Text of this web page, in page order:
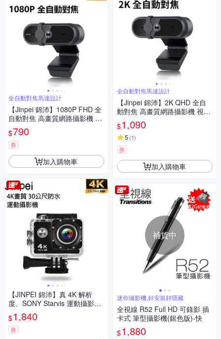
全自動對焦馬達設計
【Jinpei 錦沛】1080P FHD 全
自動對焦 高畫質網路攝影機 視
訊鏡頭 視訊攝影機 防窺蓋 JW-
07B-A
$790
券
加入購物車
【JINPEI 錦沛】真 4K 解析
度、SONY Starvis 運動攝影
機、防水型 、APP即時傳輸、
防抖動 JS-07B
$1,840
券
全自動對焦馬達設計
【Jinpei 錦沛】2K QHD 全自
動對焦 高畫質網路攝影機 視訊
鏡頭 視訊攝影機 防窺蓋 JW-07
B-2K-A
$1,090
5 (1)
券
加入購物車
補貨中
迷你攝影機,好安裝好隱藏
全視線 R52 Full HD 可錄影 插
卡式 筆型攝影機(銀色版)-快
$1,880